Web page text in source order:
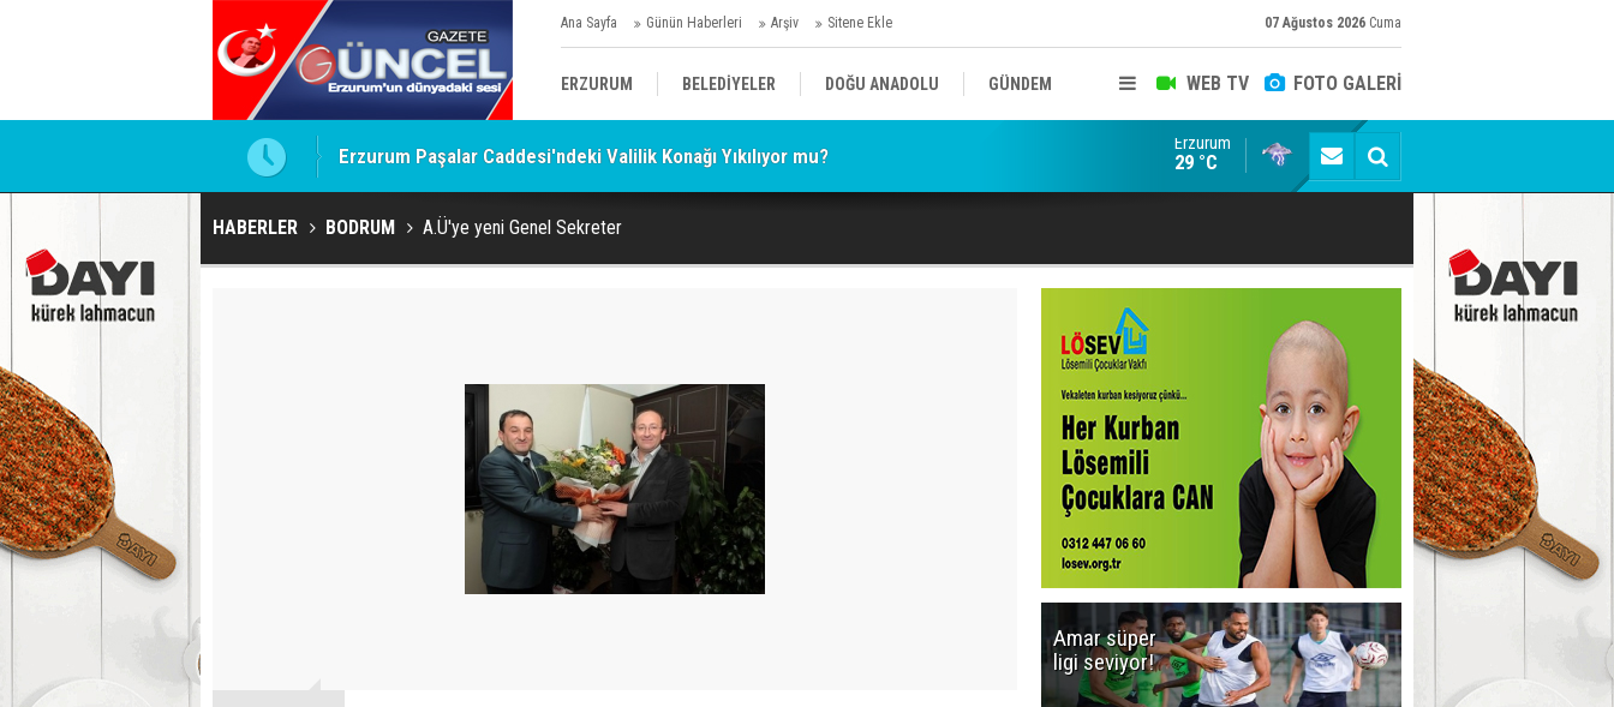
Ana Sayfa Günün Haberleri Arşiv Sitene Ekle 07 Ağustos 2026 Cuma
WEB TV FOTO GALERİ
ERZURUM BELEDİYELER DOĞU ANADOLU GÜNDEM
SİYASET AFAD/ SAVAŞ
KÜLTÜR/SANAT//MAĞAZİN
Erzurum Paşalar Caddesi'ndeki Valilik Konağı Yıkılıyor mu? Türkiye, Suudi Arabistan ve Pakistan üçlü savunma
Erzurum
29 °C
HABERLER BODRUM A.Ü'ye yeni Genel Sekreter
Amar süper
ligi seviyor!